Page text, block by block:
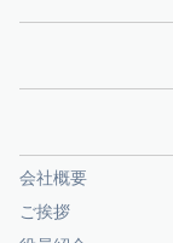
会社概要
ご挨拶